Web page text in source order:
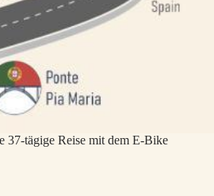
37-tägige Reise mit dem E-Bike